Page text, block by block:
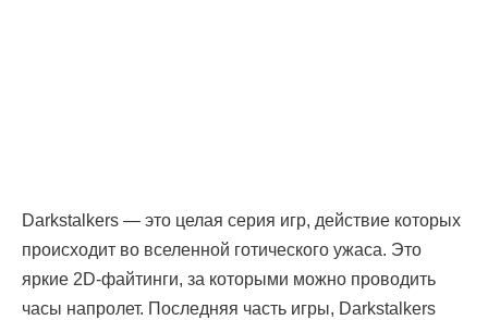
Darkstalkers — это целая серия игр, действие которых
происходит во вселенной готического ужаса. Это
яркие 2D-файтинги, за которыми можно проводить
часы напролет. Последняя часть игры, Darkstalkers